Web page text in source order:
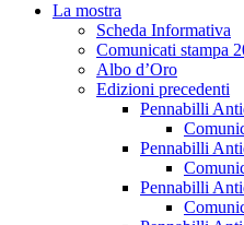
La mostra
Scheda Informativa
Comunicati stampa
Albo d’Oro
Edizioni precedenti
Pennabilli
Pennabilli
Pennabilli